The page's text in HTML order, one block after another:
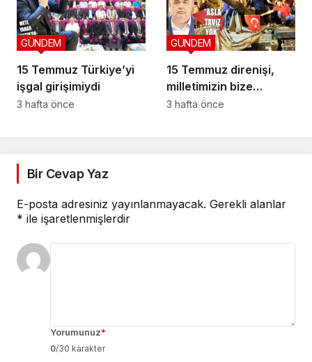
15 Temmuz Türkiye’yi
işgal girişimiydi
GÜNDEM
3 hafta önce
15 Temmuz direnişi,
milletimizin bize
yüklediği tarihi
GÜNDEM
3 hafta önce
Bir Cevap Yaz
E-posta adresiniz yayınlanmayacak. Gerekli alanlar
* ile işaretlenmişlerdir
Yorumunuz*
0/30 karakter